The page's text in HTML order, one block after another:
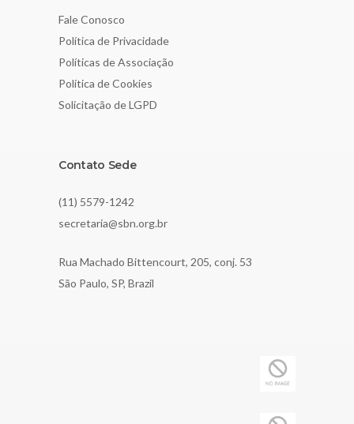
Fale Conosco
Política de Privacidade
Políticas de Associação
Política de Cookies
Solicitação de LGPD
Contato Sede
(11) 5579-1242
secretaria@sbn.org.br
Rua Machado Bittencourt, 205, conj. 53
São Paulo, SP, Brazil